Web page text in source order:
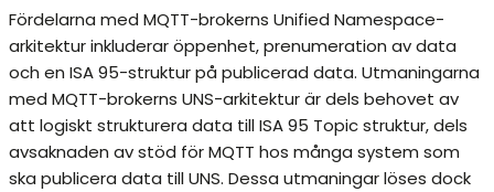
Fördelarna med MQTT-brokerns Unified Namespace-
arkitektur inkluderar öppenhet, prenumeration av data
och en ISA 95-struktur på publicerad data. Utmaningarna
med MQTT-brokerns UNS-arkitektur är dels behovet av
att logiskt strukturera data till ISA 95 Topic struktur, dels
avsaknaden av stöd för MQTT hos många system som
ska publicera data till UNS. Dessa utmaningar löses dock